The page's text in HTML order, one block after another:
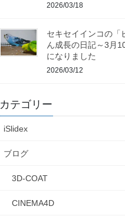
2026/03/18
セキセイインコの「
ん成長の日記～3月
になりました
2026/03/12
カテゴリー
iSlidex
ブログ
3D-COAT
CINEMA4D